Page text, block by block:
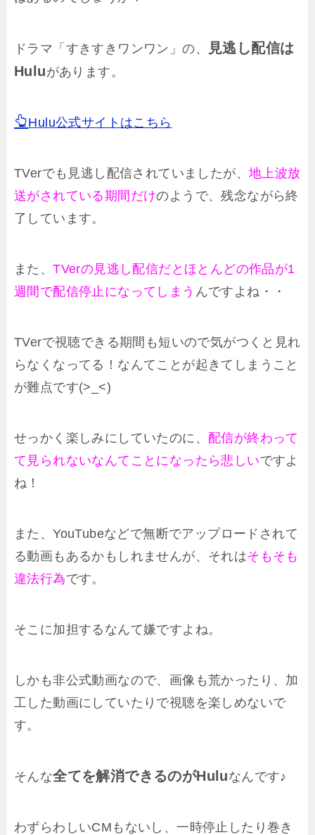
ドラマ「すきすきワンワン」の、
見逃し配信は
Huluがあります。
Hulu公式サイトはこちら
TVerでも見逃し配信されていましたが、 地上波放
送がされている期間だけのようで、残念ながら終
了しています。
また、TVerの見逃し配信だとほとんどの作品が1
週間で配信停止になってしまう んですよね・・
TVerで視聴できる期間も短いので気がつくと見れ
らなくなってる！なんてことが起きてしまうこと
が難点です(>_<)
せっかく楽しみにしていたのに、 配信が終わって
て見られないなんてことになったら悲しいですよ
ね！
また、YouTubeなどで無断でアップロードされて
る動画もあるかもしれませんが、それはそもそも
違法行為です。
そこに加担するなんて嫌ですよね。
しかも非公式動画なので、画像も荒かったり、加
工した動画にしていたりで視聴を楽しめないで
す。
そんな全てを解消できるのがHuluなんです♪
わずらわしいCMもないし、一時停止したり巻き